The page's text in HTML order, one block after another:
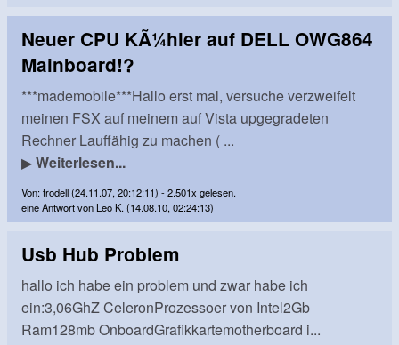
Neuer CPU KÃ¼hler auf DELL OWG864
Mainboard!?
***mademobile***Hallo erst mal, versuche verzweifelt
meinen FSX auf meinem auf Vista upgegradeten
Rechner Lauffähig zu machen ( ...
▶Weiterlesen...
Von: trodell (24.11.07, 20:12:11) - 2.501x gelesen.
eine Antwort von Leo K. (14.08.10, 02:24:13)
Usb Hub Problem
hallo ich habe ein problem und zwar habe ich
ein:3,06GhZ CeleronProzessoer von Intel2Gb
Ram128mb OnboardGrafikkartemotherboard i...